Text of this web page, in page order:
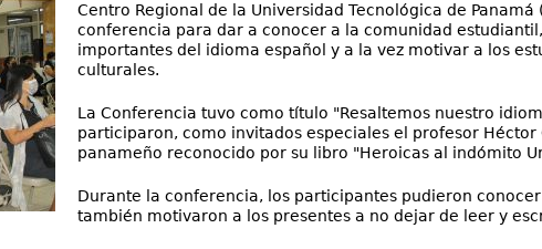
Centro Regional de la Universidad Tecnológica de Panamá
conferencia para dar a conocer a la comunidad
importantes del idioma español y a la vez motivar a los
culturales.
La Conferencia tuvo como título "Resaltemos nuestro
participaron, como invitados especiales el profesor
panameño reconocido por su libro "Heroicas al indómito
Durante la conferencia, los participantes pudieron
también motivaron a los presentes a no dejar de leer y